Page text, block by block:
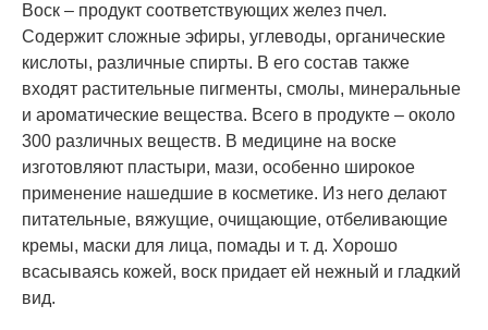
Воск – продукт соответствующих желез пчел.
Содержит сложные эфиры, углеводы, органические
кислоты, различные спирты. В его состав также
входят растительные пигменты, смолы, минеральные
и ароматические вещества. Всего в продукте – около
300 различных веществ. В медицине на воске
изготовляют пластыри, мази, особенно широкое
применение нашедшие в косметике. Из него делают
питательные, вяжущие, очищающие, отбеливающие
кремы, маски для лица, помады и т. д. Хорошо
всасываясь кожей, воск придает ей нежный и гладкий
вид.